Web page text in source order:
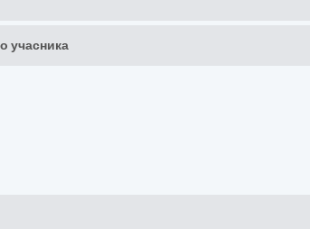
учасника